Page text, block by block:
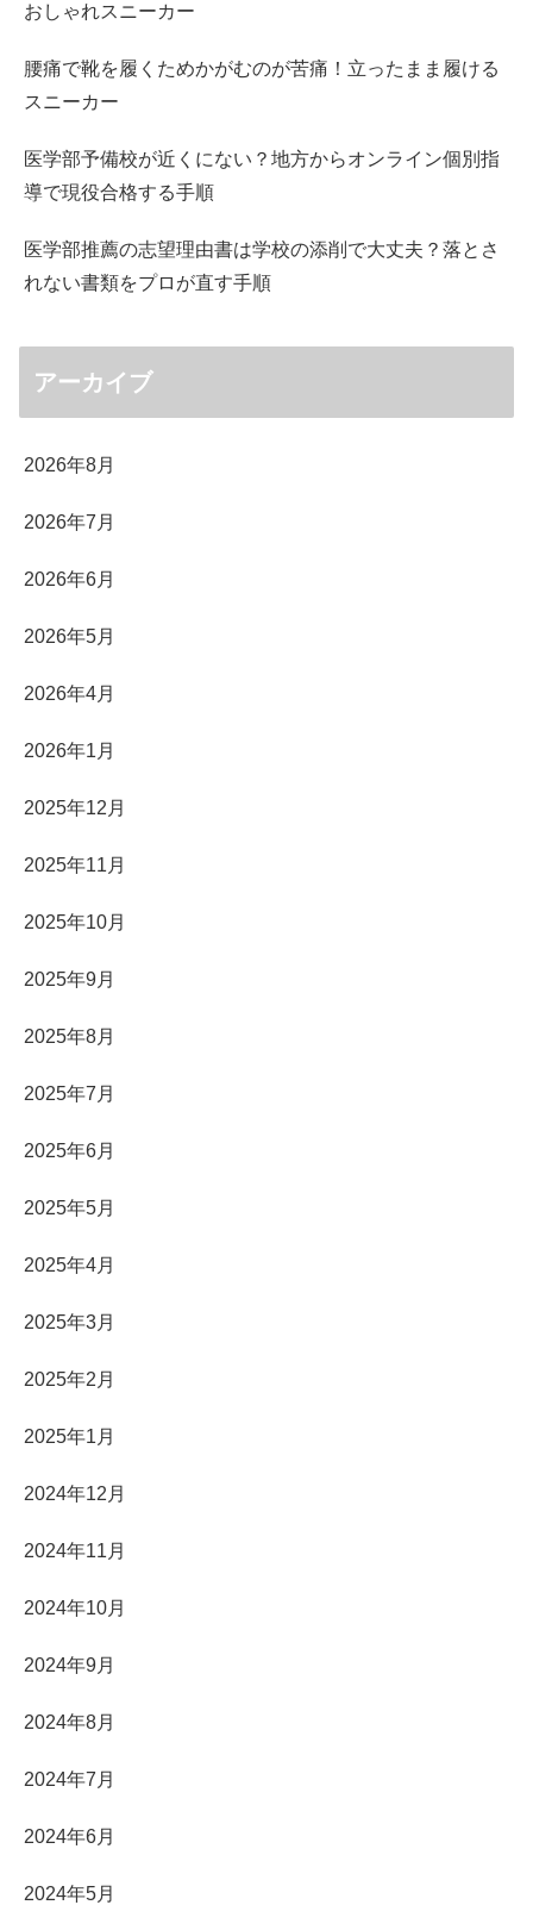
おしゃれスニーカー
腰痛で靴を履くためかがむのが苦痛！立ったまま履ける
スニーカー
医学部予備校が近くにない？地方からオンライン個別指
導で現役合格する手順
医学部推薦の志望理由書は学校の添削で大丈夫？落とさ
れない書類をプロが直す手順
アーカイブ
2026年8月
2026年7月
2026年6月
2026年5月
2026年4月
2026年1月
2025年12月
2025年11月
2025年10月
2025年9月
2025年8月
2025年7月
2025年6月
2025年5月
2025年4月
2025年3月
2025年2月
2025年1月
2024年12月
2024年11月
2024年10月
2024年9月
2024年8月
2024年7月
2024年6月
2024年5月